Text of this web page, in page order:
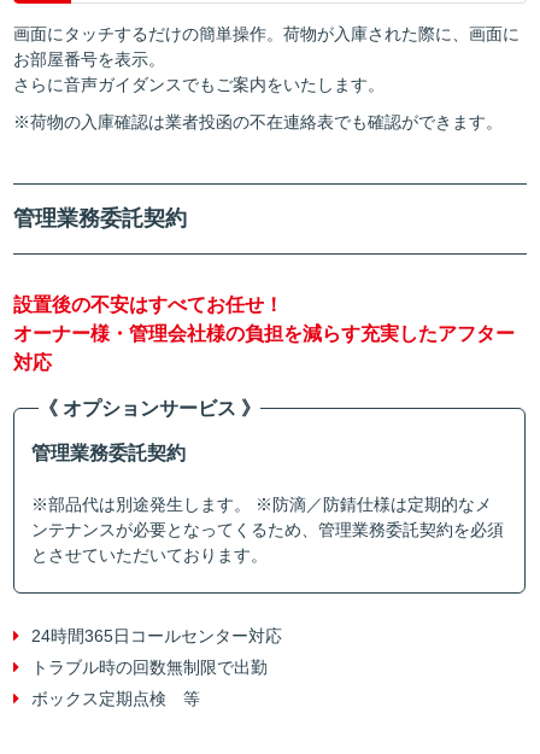
画面にタッチするだけの簡単操作。荷物が入庫された際に、画面に
お部屋番号を表示。
さらに音声ガイダンスでもご案内をいたします。
※荷物の入庫確認は業者投函の不在連絡表でも確認ができます。
管理業務委託契約
設置後の不安はすべてお任せ！
オーナー様・管理会社様の負担を減らす充実したアフター
対応
《 オプションサービス 》
管理業務委託契約
※部品代は別途発生します。 ※防滴／防錆仕様は定期的なメ
ンテナンスが必要となってくるため、管理業務委託契約を必須
とさせていただいております。
24時間365日コールセンター対応
トラブル時の回数無制限で出勤
ボックス定期点検 等